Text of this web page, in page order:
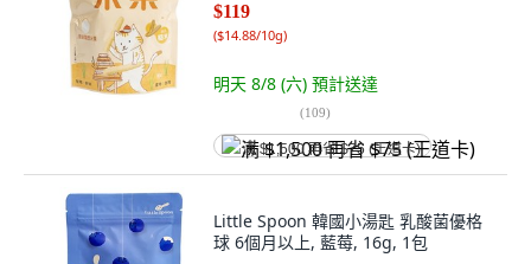
$119
($14.88/10g)
明天 8/8 (六) 預計送達
(109)
满 $1,500 再省 $75 (王道卡)
Little Spoon 韓國小湯匙 乳酸菌優格
球 6個月以上, 藍莓, 16g, 1包